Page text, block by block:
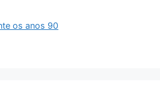
os anos 90